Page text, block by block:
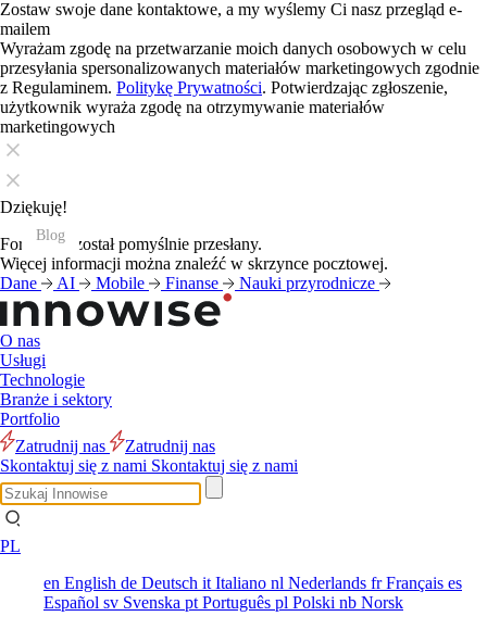
Zostaw swoje dane kontaktowe, a my wyślemy Ci nasz przegląd e-
mailem
Wyrażam zgodę na przetwarzanie moich danych osobowych w celu
przesyłania spersonalizowanych materiałów marketingowych zgodnie
z Regulaminem. Politykę Prywatności. Potwierdzając zgłoszenie,
użytkownik wyraża zgodę na otrzymywanie materiałów
marketingowych
Dziękuję!
Formularz został pomyślnie przesłany.
Więcej informacji można znaleźć w skrzynce pocztowej.
Dane
AI Mobile Finanse Nauki przyrodnicze
O nas
Usługi
Technologie
Branże i sektory
Portfolio
Zatrudnij nas
Zatrudnij nas
Skontaktuj się z nami Skontaktuj się z nami
PL
en English de Deutsch it Italiano nl Nederlands frFrançais es
Español sv Svenska pt Português pl Polski nb Norsk
Blog
Blog
Blog
Blog
Blog
Blog
Blog
Blog
Blog
Blog
Blog
Blog